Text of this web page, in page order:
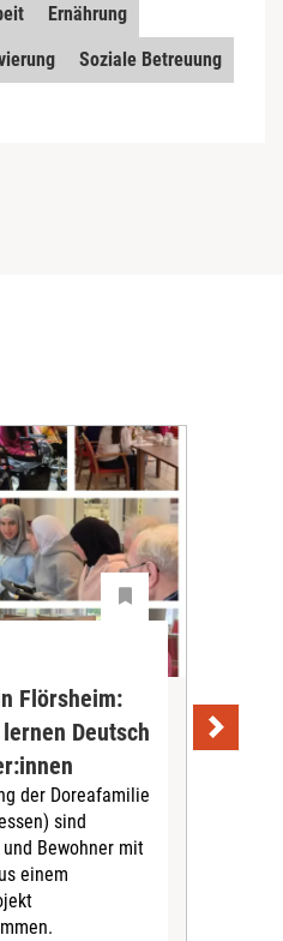
Ernährung
Soziale Betreuung
Flörsheim:
Deutsch
der Doreafamilie
sind
Bewohner mit
einem